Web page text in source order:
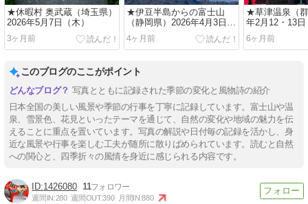
★休暇村 奥武蔵（埼玉県）
2026年5月7日（木）
3ヶ月前
★伊豆半島からの富士山
（静岡県）2026年4月3日
（金）
4ヶ月前
★草津温泉（
年2月12・13
6ヶ月前
このブログのここがポイント
写真とともに記録された季節の変化と風物詩の紹介
日本全国の美しい風景や季節の行事を丁寧に記録しています。富士山や温
泉、雪景色、花見といったテーマを通じて、自然の変化や地域の魅力を伝
えることに重点を置いています。写真の解説や日付毎の記録を活かし、身
近な風景や行事を楽しむ工夫が随所に散りばめられています。読むと自然
への関心と、四季折々の風情を身近に感じられる内容です。
1426080 11
週間IN:280 週間OUT:390 月間IN:880